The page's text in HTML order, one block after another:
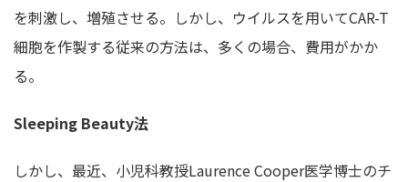
を刺激し、増殖させる。しかし、ウイルスを用いてCAR-T
細胞を作製する従来の方法は、多くの場合、費用がかか
る。
Sleeping Beauty法
しかし、最近、小児科教授Laurence Cooper医学博士のチ